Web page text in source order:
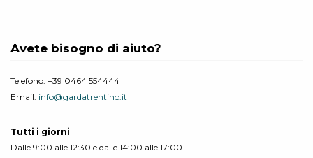
Avete bisogno di aiuto?
Telefono: +39 0464 554444
Email: info@gardatrentino.it
Tutti i giorni
Dalle 9:00 alle 12:30 e dalle 14:00 alle 17:00